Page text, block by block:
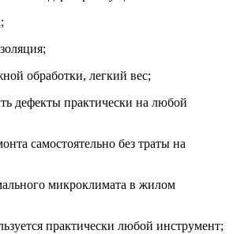
обработки, легкий вес;
дефекты практически на любой
самостоятельно без траты на
микроклимата в жилом
практически любой инструмент;